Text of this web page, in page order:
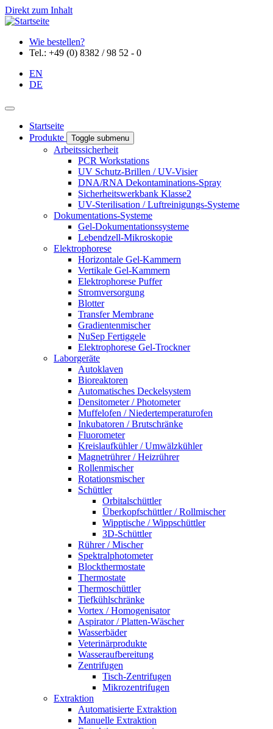
Direkt zum Inhalt
Wie bestellen?
Tel.: +49 (0) 8382 / 98 52 - 0
EN
DE
Startseite
Produkte
Toggle submenu
Arbeitssicherheit
PCR Workstations
UV Schutz-Brillen / UV-Visier
DNA/RNA Dekontaminations-Spray
Sicherheitswerkbank Klasse2
UV-Sterilisation / Luftreinigungs-Systeme
Dokumentations-Systeme
Gel-Dokumentationssysteme
Lebendzell-Mikroskopie
Elektrophorese
Horizontale Gel-Kammern
Vertikale Gel-Kammern
Elektrophorese Puffer
Stromversorgung
Blotter
Transfer Membrane
Gradientenmischer
NuSep Fertiggele
Elektrophorese Gel-Trockner
Laborgeräte
Autoklaven
Bioreaktoren
Automatisches Deckelsystem
Densitometer / Photometer
Muffelofen / Niedertemperaturofen
Inkubatoren / Brutschränke
Fluorometer
Kreislaufkühler / Umwälzkühler
Magnetrührer / Heizrührer
Rollenmischer
Rotationsmischer
Schüttler
Orbitalschüttler
Überkopfschüttler / Rollmischer
Wipptische / Wippschüttler
3D-Schüttler
Rührer / Mischer
Spektralphotometer
Blockthermostate
Thermostate
Thermoschüttler
Tiefkühlschränke
Vortex / Homogenisator
Aspirator / Platten-Wäscher
Wasserbäder
Veterinärprodukte
Wasseraufbereitung
Zentrifugen
Tisch-Zentrifugen
Mikrozentrifugen
Extraktion
Automatisierte Extraktion
Manuelle Extraktion